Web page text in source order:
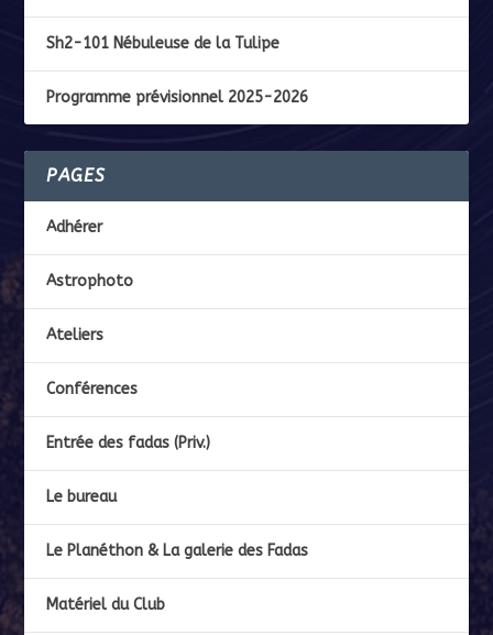
Sh2-101 Nébuleuse de la Tulipe
Programme prévisionnel 2025-2026
PAGES
Adhérer
Astrophoto
Ateliers
Conférences
Entrée des fadas (Priv.)
Le bureau
Le Planéthon & La galerie des Fadas
Matériel du Club